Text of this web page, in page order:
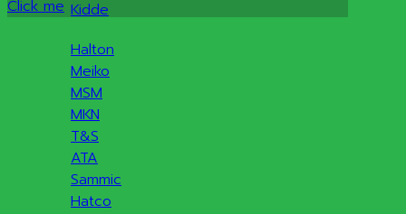
Kidde
Halton
Meiko
MSM
MKN
T&S
ATA
Sammic
Hatco
Click me